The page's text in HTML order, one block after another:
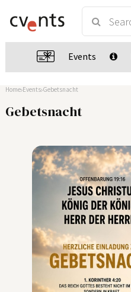
Events
Home Events Gebetsnacht
Gebetsnacht